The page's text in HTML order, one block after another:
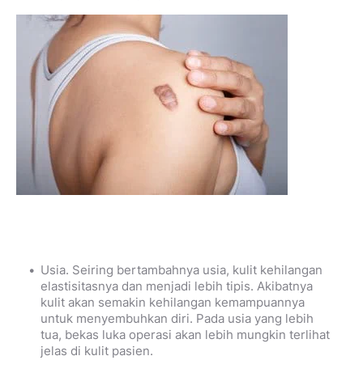
Usia. Seiring bertambahnya usia, kulit kehilangan
elastisitasnya dan menjadi lebih tipis. Akibatnya
kulit akan semakin kehilangan kemampuannya
untuk menyembuhkan diri. Pada usia yang lebih
tua, bekas luka operasi akan lebih mungkin terlihat
jelas di kulit pasien.